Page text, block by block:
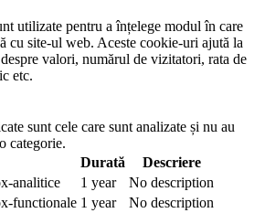
utilizate pentru a înțelege modul în care
cu site-ul web. Aceste cookie-uri ajută la
valori, numărul de vizitatori, rata de
etc.
sunt cele care sunt analizate și nu au
categorie.
Durată
Descriere
analitice
1 year
No description
functionale 1 year
No description